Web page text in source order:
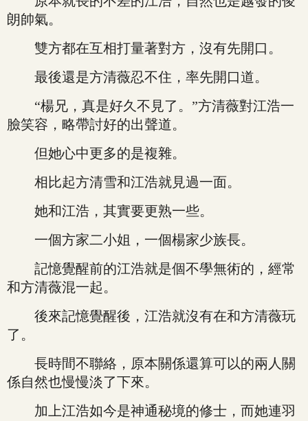
朗帥氣。
雙方都在互相打量著對方，沒有先開口。
最後還是方清薇忍不住，率先開口道。
“楊兄，真是好久不見了。”方清薇對江浩一
臉笑容，略帶討好的出聲道。
但她心中更多的是複雜。
相比起方清雪和江浩就見過一面。
她和江浩，其實要更熟一些。
一個方家二小姐，一個楊家少族長。
記憶覺醒前的江浩就是個不學無術的，經常
和方清薇混一起。
後來記憶覺醒後，江浩就沒有在和方清薇玩
了。
長時間不聯絡，原本關係還算可以的兩人關
係自然也慢慢淡了下來。
加上江浩如今是神通秘境的修士，而她連羽